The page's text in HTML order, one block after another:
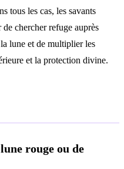
tous les cas, les savants
chercher refuge auprès
lune et de multiplier les
et la protection divine.
rouge ou de